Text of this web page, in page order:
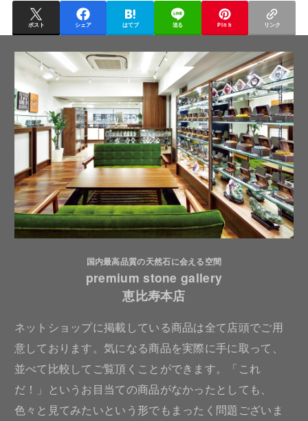
ポスト シェア はてブ 送る Pin it リンク
国内最高品質の天然石に会える空間
premium stone gallery
恵比寿本店
ネットショップに掲載している商品は全て店頭でご用
意しております。気になる商品を実際に手に取って、
並べて比較してご覧頂くことができます。「これ
だ！」というお目当ての商品がなかったとしても、
色々と見てみたいという形でもまったく問題ございま